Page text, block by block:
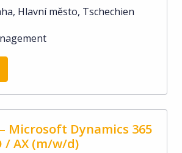
Hlavní město, Tschechien
Microsoft Dynamics 365
/ AX (m/w/d)